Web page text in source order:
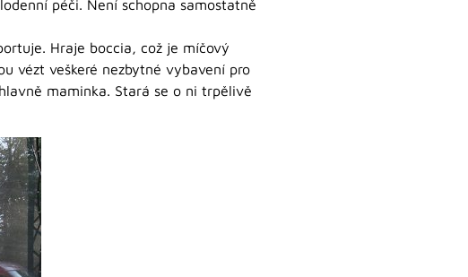
péči. Není schopna samostatně
Hraje boccia, což je míčový
vézt veškeré nezbytné vybavení pro
maminka. Stará se o ni trpělivě